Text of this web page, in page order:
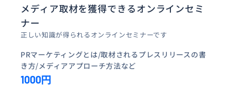
メディア取材を獲得できるオンラインセミ
ナー
正しい知識が得られるオンラインセミナーです
PRマーケティングとは/取材されるプレスリリースの書
き方/メディアアプローチ方法など
1000円